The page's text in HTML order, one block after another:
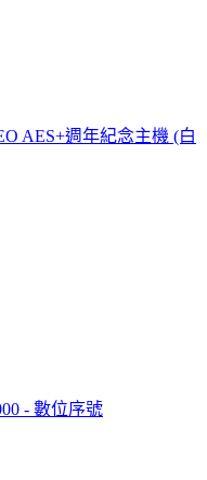
AES+週年紀念主機 (白
- 數位序號